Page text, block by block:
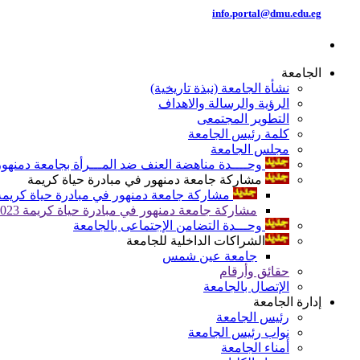
info.portal@dmu.edu.eg
الجامعة
نشأة الجامعة (نبذة تاريخية)
الرؤية والرسالة والاهداف
التطوير المجتمعى
كلمة رئيس الجامعة
مجلس الجامعة
وحــــدة مناهضة العنف ضد المـــرأة بجامعة
مشاركة جامعة دمنهور في مبادرة حياة كريمة
مشاركة جامعة دمنهور في مبادرة حياة كريمة
مشاركة جامعة دمنهور في مبادرة حياة كريمة 2023
وحـــدة التضامن الإجتماعى بالجامعة
الشراكات الداخلية للجامعة
جامعة عين شمس
حقائق وأرقام
الإتصال بالجامعة
إدارة الجامعة
رئيس الجامعة
نواب رئيس الجامعة
أمناء الجامعة